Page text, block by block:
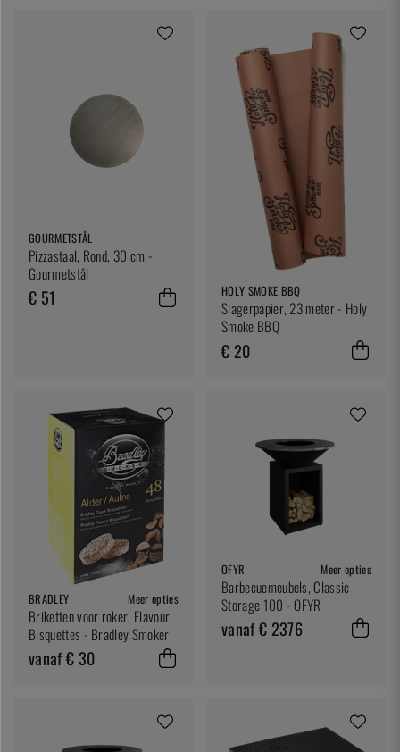
GOURMETSTÅL
Pizzastaal, Rond, 30 cm -
Gourmetstål
€ 51 HOLY SMOKE BBQ
Slagerpapier, 23 meter - Holy
Smoke BBQ
€ 20
BRADLEY Meer opties
Briketten voor roker, Flavour
Bisquettes - Bradley Smoker
vanaf € 30
OFYR Meer opties
Barbecuemeubels, Classic
Storage 100 - OFYR
vanaf € 2376